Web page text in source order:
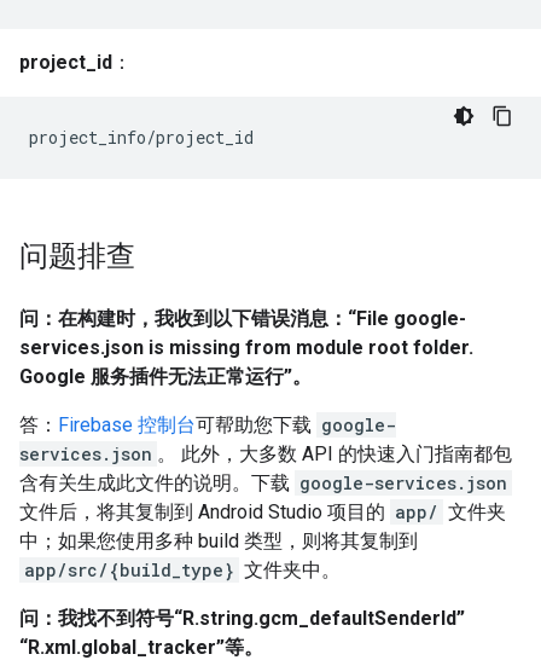
project_id ：
project_info/project_id
问题排查
问：在构建时，我收到以下错误消息：“File google-
services.json is missing from module root folder.
Google 服务插件无法正常运行”。
答： Firebase 控制台可帮助您下载 google-
services.json 。 此外，大多数 API 的快速入门指南都包
含有关生成此文件的说明。下载 google-services.json
文件后，将其复制到 Android Studio 项目的 app/ 文件夹
中；如果您使用多种 build 类型，则将其复制到
app/src/{build_type} 文件夹中。
问：我找不到符号“R.string.gcm_defaultSenderId”
“R.xml.global_tracker”等。